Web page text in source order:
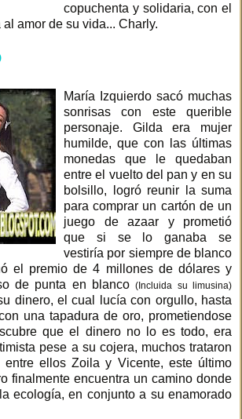
copuchenta y solidaria, con el
amor de su vida... Charly.
María Izquierdo sacó muchas
sonrisas con este querible
personaje. Gilda era mujer
humilde, que con las últimas
monedas que le quedaban
entre el vuelto del pan y en su
bolsillo, logró reunir la suma
para comprar un cartón de un
juego de azaar y prometió
que si se lo ganaba se
vestiría por siempre de blanco
el premio de 4 millones de dólares y
de punta en blanco(Incluida su limusina)
dinero, el cual lucía con orgullo, hasta
una tapadura de oro, prometiendose
que el dinero no lo es todo, era
pese a su cojera, muchos trataron
entre ellos Zoila y Vicente, este último
finalmente encuentra un camino donde
ecología, en conjunto a su enamorado